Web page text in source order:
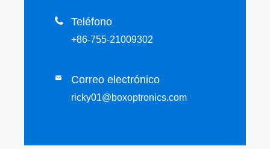
 Teléfono
+86-755-21009302
 Correo electrónico
ricky01@boxoptronics.com